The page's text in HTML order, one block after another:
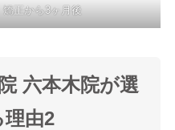
正から3ヶ月後
六本木院が選
由2